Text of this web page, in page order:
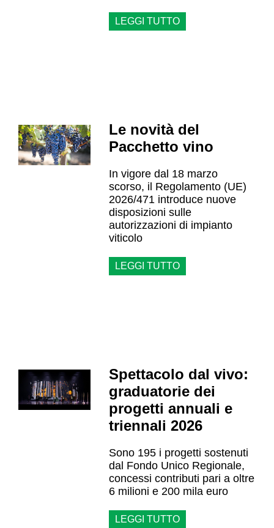
LEGGI TUTTO
Le novità del
Pacchetto vino
In vigore dal 18 marzo
scorso, il Regolamento (UE)
2026/471 introduce nuove
disposizioni sulle
autorizzazioni di impianto
viticolo
LEGGI TUTTO
Spettacolo dal vivo:
graduatorie dei
progetti annuali e
triennali 2026
Sono 195 i progetti sostenuti
dal Fondo Unico Regionale,
concessi contributi pari a oltre
6 milioni e 200 mila euro
LEGGI TUTTO